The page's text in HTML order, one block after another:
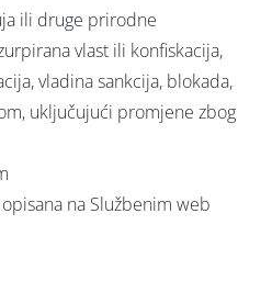
ili druge prirodne
vlast ili konfiskacija,
vladina sankcija, blokada,
uključujući promjene zbog
na Službenim web